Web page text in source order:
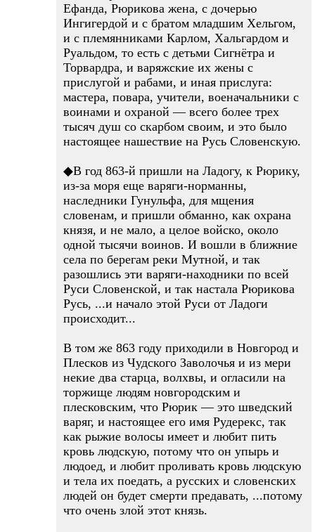
Ефанда, Рюрикова жена, с дочерью
Ингигердой и с братом младшим Хельгом,
и с племянниками Карлом, Хальгардом и
Руальдом, то есть с детьми Сигнётра и
Торвардра, и варяжские их жены с
прислугой и рабами, и иная прислуга:
мастера, повара, учители, военачальники с
воинами и охраной — всего более трех
тысяч душ со скарбом своим, и это было
настоящее нашествие на Русь Словенскую.
◆В год 863-й пришли на Ладогу, к Рюрику,
из-за моря еще варяги-норманны,
наследники Гунульфа, для мщения
словенам, и пришли обманно, как охрана
князя, и не мало, а целое войско, около
одной тысячи воинов. И вошли в ближние
села по берегам реки Мутной, и так
разошлись эти варяги-находники по всей
Руси Словенской, и так настала Рюрикова
Русь, ...и начало этой Руси от Ладоги
происходит...
В том же 863 году приходили в Новгород и
Плесков из Чудского Заволочья и из мери
некие два старца, волхвы, и огласили на
торжище людям новгородским и
плесковским, что Рюрик — это шведский
варяг, и настоящее его имя Рудерекс, так
как рыжие волосы имеет и любит пить
кровь людскую, потому что он упырь и
людоед, и любит проливать кровь людскую
и тела их поедать, а русских и словенских
людей он будет смерти предавать, ...потому
что очень злой этот князь.